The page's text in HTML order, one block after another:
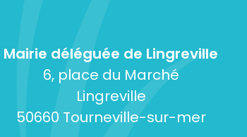
Mairie déléguée de Lingreville
6, place du Marché
Lingreville
50660 Tourneville-sur-mer